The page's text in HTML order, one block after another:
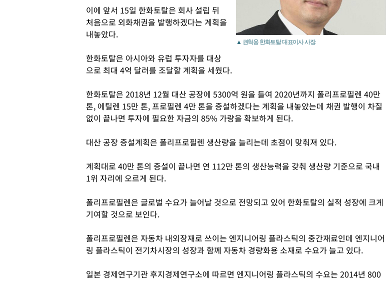
▲ 권혁웅 한화토탈 대표이사 사장.
이에 앞서 15일 한화토탈은 회사 설립 뒤
처음으로 외화채권을 발행하겠다는 계획을
내놓았다.
한화토탈은 아시아와 유럽 투자자를 대상
으로 최대 4억 달러를 조달할 계획을 세웠다.
한화토탈은 2018년 12월 대산 공장에 5300억 원을 들여 2020년까지 폴리프로필렌 40만
톤, 에틸렌 15만 톤, 프로필렌 4만 톤을 증설하겠다는 계획을 내놓았는데 채권 발행이 차질
없이 끝나면 투자에 필요한 자금의 85% 가량을 확보하게 된다.
대산 공장 증설계획은 폴리프로필렌 생산량을 늘리는데 초점이 맞춰져 있다.
계획대로 40만 톤의 증설이 끝나면 연 112만 톤의 생산능력을 갖춰 생산량 기준으로 국내
1위 자리에 오르게 된다.
폴리프로필렌은 글로벌 수요가 늘어날 것으로 전망되고 있어 한화토탈의 실적 성장에 크게
기여할 것으로 보인다.
폴리프로필렌은 자동차 내외장재로 쓰이는 엔지니어링 플라스틱의 중간재료인데 엔지니어
링 플라스틱이 전기차시장의 성장과 함께 자동차 경량화용 소재로 수요가 늘고 있다.
일본 경제연구기관 후지경제연구소에 따르면 엔지니어링 플라스틱의 수요는 2014년 800